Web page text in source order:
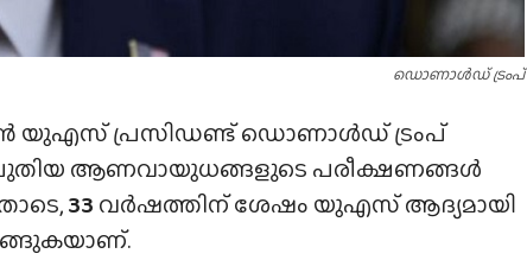
ഡൊണാ​ള്‍​ഡ് ട്രം​പ്
യുഎസ് പ്രസിഡണ്ട് ഡൊണാൾഡ് ട്രംപ്
പുതിയ ആണവായുധങ്ങളുടെ പരീക്ഷണങ്ങൾ
33 വർഷത്തിന് ശേഷം യുഎസ് ആദ്യമായി